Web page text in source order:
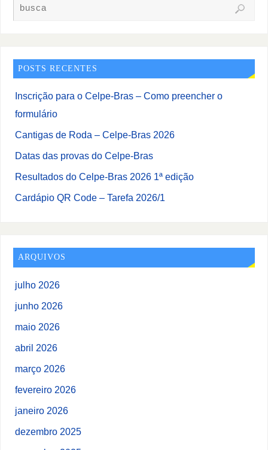
POSTS RECENTES
Inscrição para o Celpe-Bras – Como preencher o
formulário
Cantigas de Roda – Celpe-Bras 2026
Datas das provas do Celpe-Bras
Resultados do Celpe-Bras 2026 1ª edição
Cardápio QR Code – Tarefa 2026/1
ARQUIVOS
julho 2026
junho 2026
maio 2026
abril 2026
março 2026
fevereiro 2026
janeiro 2026
dezembro 2025